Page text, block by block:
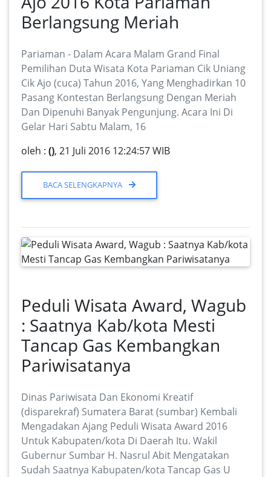
Berlangsung Meriah
Pariaman - Dalam Acara Malam Grand Final
Pemilihan Duta Wisata Kota Pariaman Cik Uniang
Cik Ajo (cuca) Tahun 2016, Yang Menghadirkan 10
Pasang Kontestan Berlangsung Dengan Meriah
Dan Dipenuhi Banyak Pengunjung. Acara Ini Di
Gelar Hari Sabtu Malam, 16
oleh : (), 21 Juli 2016 12:24:57 WIB
BACA SELENGKAPNYA
Peduli Wisata Award, Wagub
: Saatnya Kab/kota Mesti
Tancap Gas Kembangkan
Pariwisatanya
Dinas Pariwisata Dan Ekonomi Kreatif
(disparekraf) Sumatera Barat (sumbar) Kembali
Mengadakan Ajang Peduli Wisata Award 2016
Untuk Kabupaten/kota Di Daerah Itu. Wakil
Gubernur Sumbar H. Nasrul Abit Mengatakan
Sudah Saatnya Kabupaten/kota Tancap Gas U